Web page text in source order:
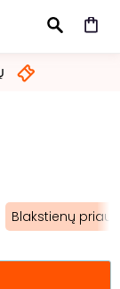
IEŠKOTI
Blakstienų